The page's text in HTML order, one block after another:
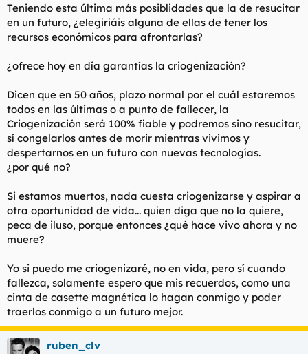
Teniendo esta última más posiblidades que la de resucitar
en un futuro, ¿elegiriáis alguna de ellas de tener los
recursos económicos para afrontarlas?
¿ofrece hoy en día garantías la criogenización?
Dicen que en 50 años, plazo normal por el cuál estaremos
todos en las últimas o a punto de fallecer, la
Criogenización será 100% fiable y podremos sino resucitar,
sí congelarlos antes de morir mientras vivimos y
despertarnos en un futuro con nuevas tecnologías.
¿por qué no?
Si estamos muertos, nada cuesta criogenizarse y aspirar a
otra oportunidad de vida... quien diga que no la quiere,
peca de iluso, porque entonces ¿qué hace vivo ahora y no
muere?
Yo si puedo me criogenizaré, no en vida, pero sí cuando
fallezca, solamente espero que mis recuerdos, como una
cinta de casette magnética lo hagan conmigo y poder
traerlos conmigo a un futuro mejor.
ruben_clv